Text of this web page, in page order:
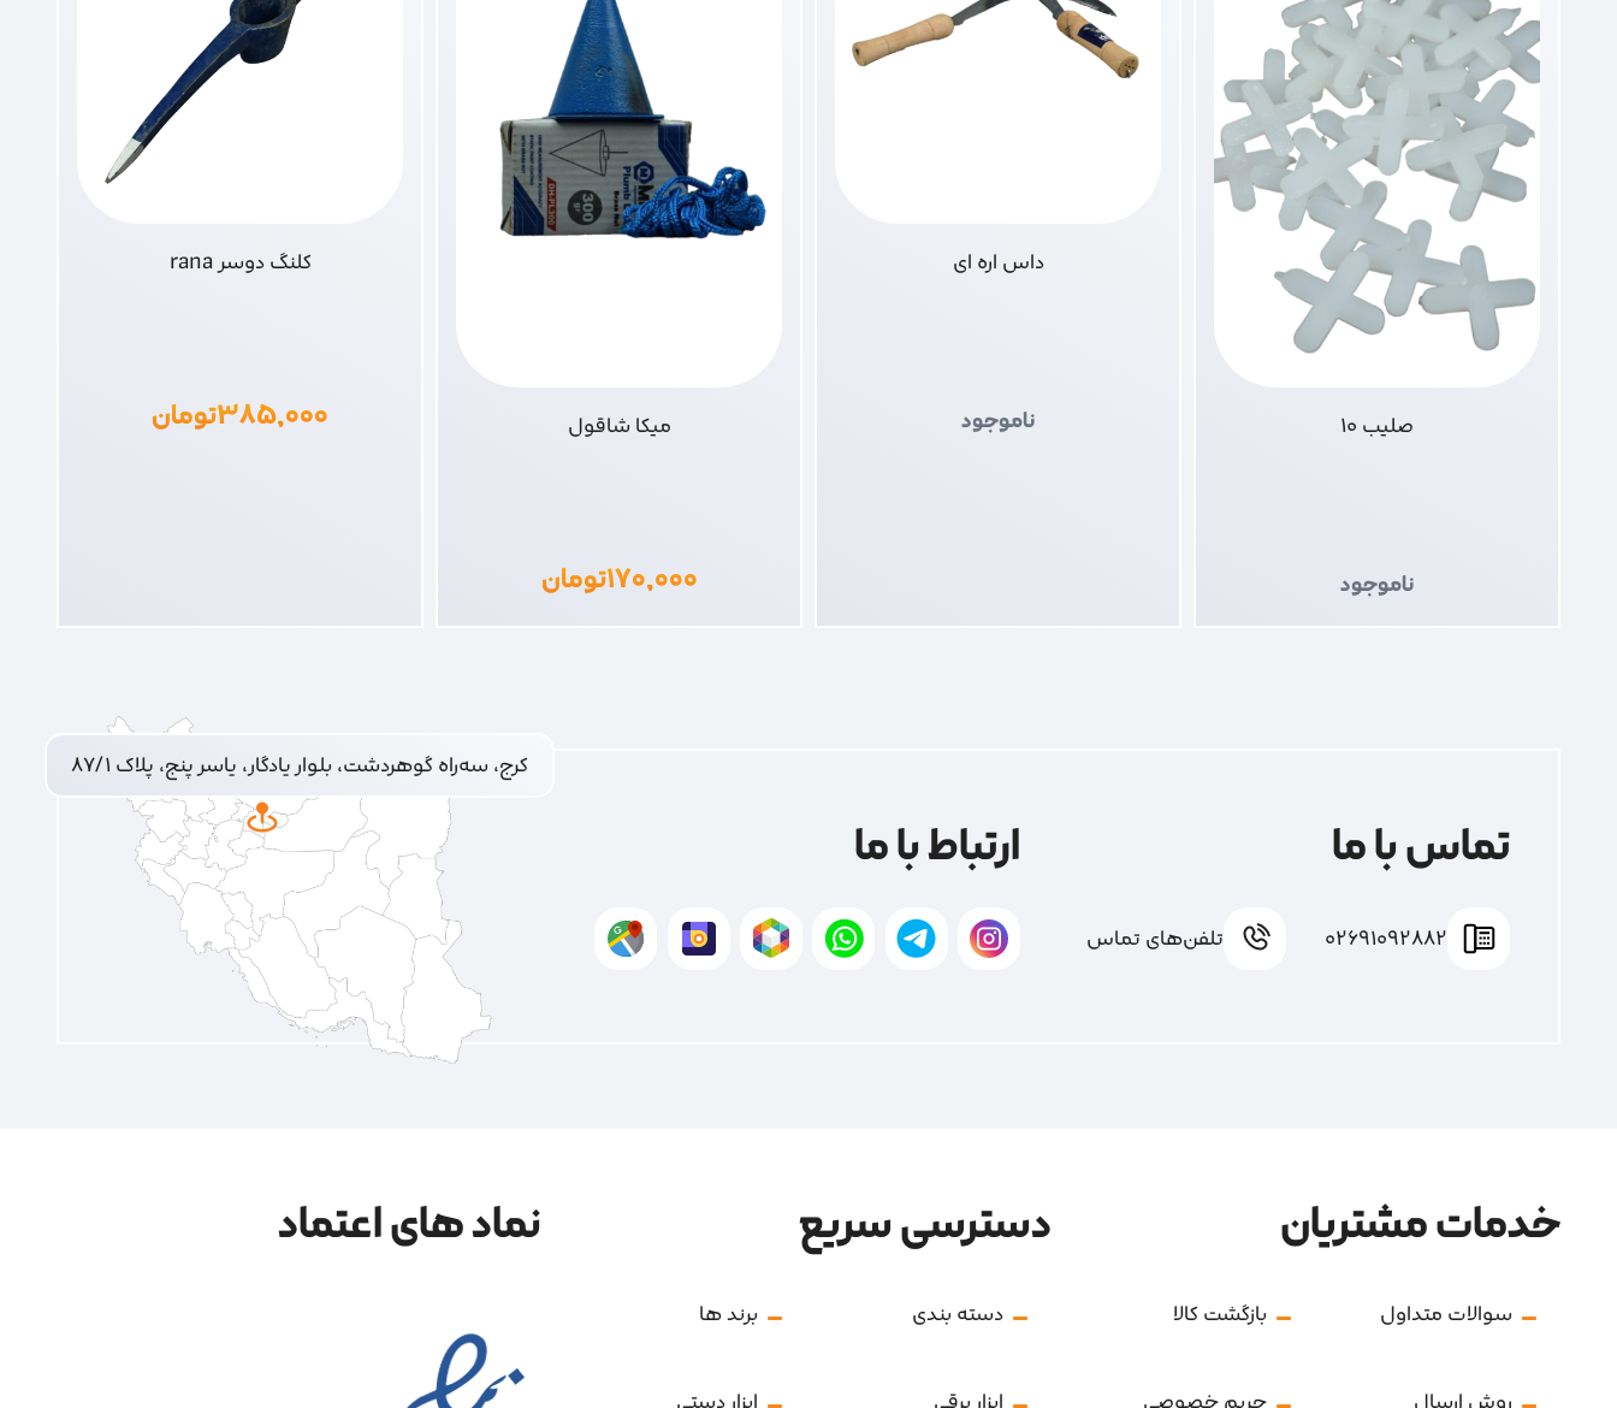
صلیب 10
ناموجود
داس اره ای
ناموجود میکا شاقول
۱۷۰,۰۰۰تومان
کلنگ دوسر rana
۳۸۵,۰۰۰تومان
تماس با ما
02691092882 تلفن‌های تماس
ارتباط با ما
کرج، سه‌راه گوهردشت، بلوار یادگار، یاسر پنج، پلاک ۸۷/۱
خدمات مشتریان
سوالات متداول بازگشت کالا
دسترسی سریع
دسته بندی برند ها
نماد های اعتماد